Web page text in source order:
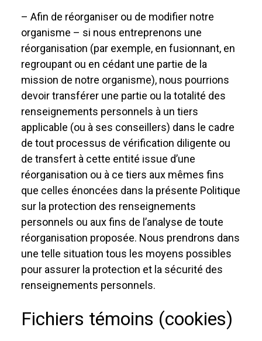
– Afin de réorganiser ou de modifier notre
organisme – si nous entreprenons une
réorganisation (par exemple, en fusionnant, en
regroupant ou en cédant une partie de la
mission de notre organisme), nous pourrions
devoir transférer une partie ou la totalité des
renseignements personnels à un tiers
applicable (ou à ses conseillers) dans le cadre
de tout processus de vérification diligente ou
de transfert à cette entité issue d’une
réorganisation ou à ce tiers aux mêmes fins
que celles énoncées dans la présente Politique
sur la protection des renseignements
personnels ou aux fins de l’analyse de toute
réorganisation proposée. Nous prendrons dans
une telle situation tous les moyens possibles
pour assurer la protection et la sécurité des
renseignements personnels.
Fichiers témoins (cookies)